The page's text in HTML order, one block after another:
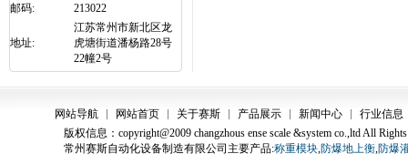
邮码:
213022
地址:
江苏常州市新北区龙
虎塘街道潘杨路28号
22幢2号
网站导航 网站首页 关于赛斯 产品展示 新闻中心
行业信息
版权信息：copyright@2009 changzhous ense scale &system co.,ltd All Rights
常州赛斯自动化设备制造有限公司主要产品:称重模块,防爆地上衡,防爆